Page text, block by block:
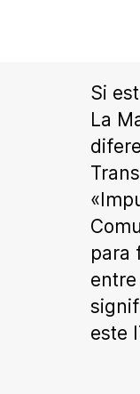
Si
La
para
este